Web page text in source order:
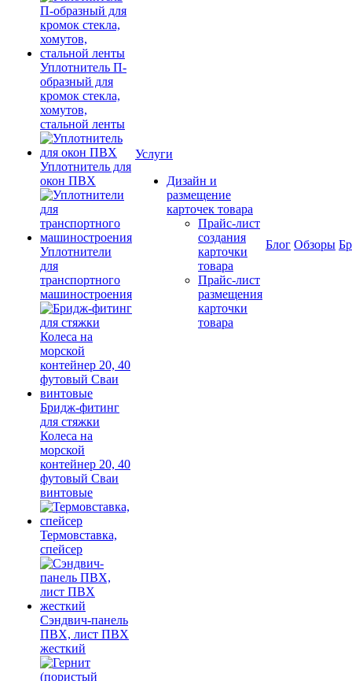
Уплотнитель П-
образный для
кромок стекла,
хомутов,
стальной ленты
Уплотнитель для
окон ПВХ
Уплотнители
для
транспортного
машиностроения
Бридж-фитинг
для стяжки
Колеса на
морской
контейнер 20, 40
футовый Сваи
винтовые
Термовставка,
спейсер
Сэндвич-панель
ПВХ, лист ПВХ
жесткий
Услуги
Дизайн и
размещение
карточек товара
Прайс-лист
создания
карточки
товара
Прайс-лист
размещения
карточки
товара
Блог Обзоры